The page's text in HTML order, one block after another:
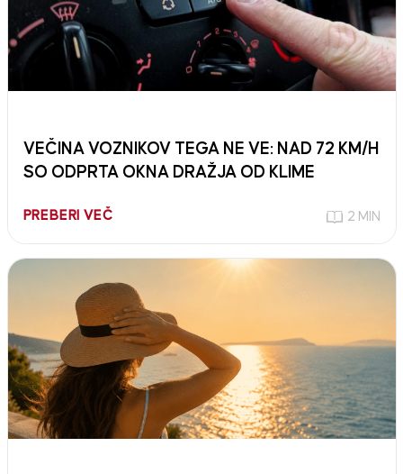
VEČINA VOZNIKOV TEGA NE VE: NAD 72 KM/H
SO ODPRTA OKNA DRAŽJA OD KLIME
PREBERI VEČ 2 MIN